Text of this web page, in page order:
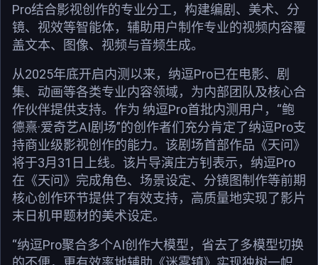
Pro结合影视创作的专业分工，构建编剧、美术、分
镜、视效等智能体，辅助用户制作专业的视频内容覆
盖文本、图像、视频与音频生成。
从2025年底开启内测以来，纳逗Pro已在电影、剧
集、动画等各类专业内容领域，为内部团队及核心合
作伙伴提供支持。作为 纳逗Pro首批内测用户，“鲍
德熹·爱奇艺AI剧场”的创作者们充分肯定了纳逗Pro支
持商业级影视创作的能力。该剧场首部作品《天问》
将于3月31日上线。该片导演庄方钊表示，纳逗Pro
在《天问》完成角色、场景设定、分镜图制作等前期
核心创作环节提供了有效支持，高质量地实现了影片
末日机甲题材的美术设定。
“纳逗Pro聚合多个AI创作大模型，省去了多模型切换